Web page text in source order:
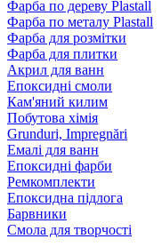
Фарба по дереву Plastall
Фарба по металу Plastall
Фарба для розмітки
Фарба для плитки
Акрил для ванн
Епоксидні смоли
Кам'яний килим
Побутова хімія
Grunduri, Impregnări
Емалі для ванн
Епоксидні фарби
Ремкомплекти
Епоксидна підлога
Барвники
Смола для творчості